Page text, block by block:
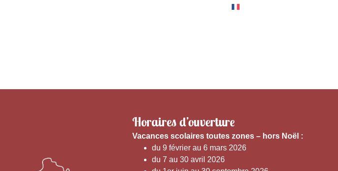
Horaires d’ouverture
Vacances scolaires toutes zones – hors Noël :
du 9 février au 6 mars 2026
du 7 au 30 avril 2026